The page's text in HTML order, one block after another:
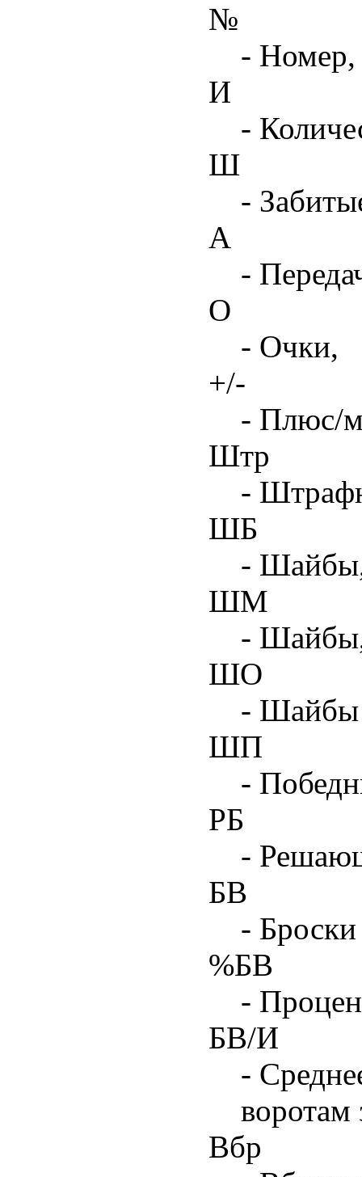
№
- Номер,
И
-
Ш
-
А
-
О
- Очки,
+/-
- Плюс/
Штр
-
ШБ
- Шайбы,
ШМ
- Шайбы,
ШО
- Шайбы
ШП
-
РБ
-
БВ
-
%БВ
-
БВ/И
-
воротам
Вбр